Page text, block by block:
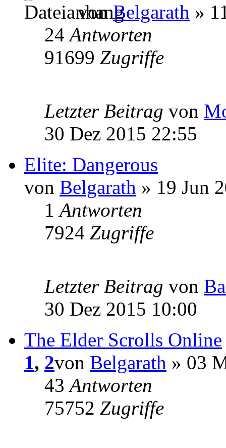
vonBelgarath »
24Antworten
91699 Zugriffe
Letzter Beitrag von
30 Dez 2015 22:55
Elite: Dangerous
von Belgarath » 19 Jun
1Antworten
7924 Zugriffe
Letzter Beitrag von
30 Dez 2015 10:00
The Elder Scrolls Online
1, 2von Belgarath » 03
43Antworten
75752 Zugriffe